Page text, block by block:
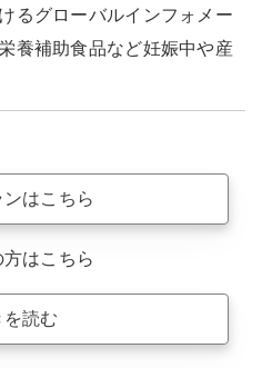
るグローバルインフォメー
養補助食品など妊娠中や産
はこちら
はこちら
読む